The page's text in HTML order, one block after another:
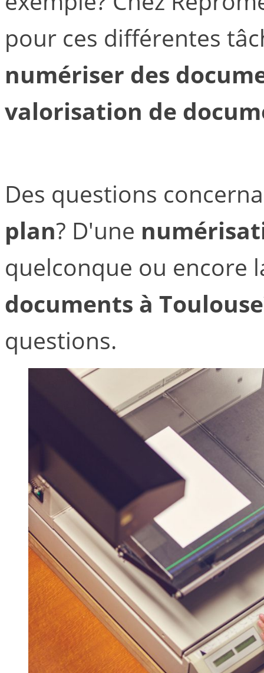
pour ces différentes
numériser des
valorisation de
Des questions
plan? D'une
quelconque ou encore
documents à Toulouse
questions.